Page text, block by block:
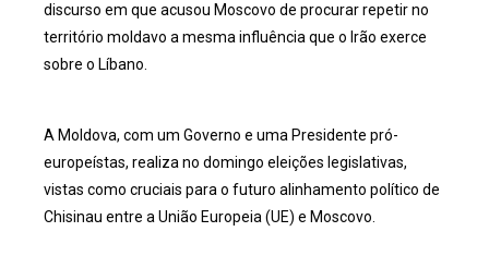
discurso em que acusou Moscovo de procurar repetir no
território moldavo a mesma influência que o Irão exerce
sobre o Líbano.
A Moldova, com um Governo e uma Presidente pró-
europeístas, realiza no domingo eleições legislativas,
vistas como cruciais para o futuro alinhamento político de
Chisinau entre a União Europeia (UE) e Moscovo.